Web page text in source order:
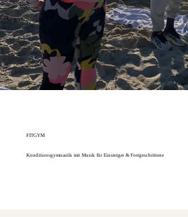
FITGYM
Konditionsgymnastik mit Musik für Einsteiger & Fortgeschrittene